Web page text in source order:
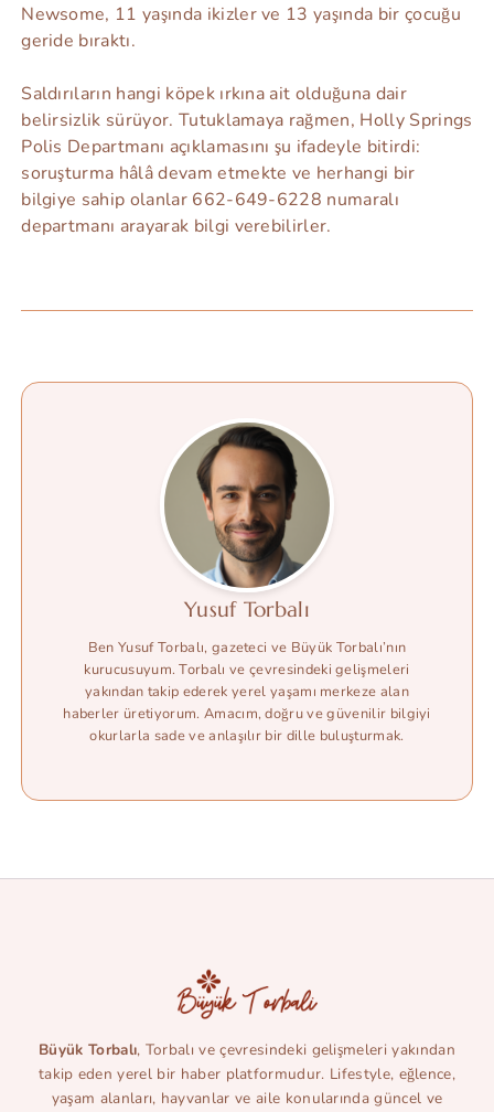
Newsome, 11 yaşında ikizler ve 13 yaşında bir çocuğu
geride bıraktı.
Saldırıların hangi köpek ırkına ait olduğuna dair
belirsizlik sürüyor. Tutuklamaya rağmen, Holly Springs
Polis Departmanı açıklamasını şu ifadeyle bitirdi:
soruşturma hâlâ devam etmekte ve herhangi bir
bilgiye sahip olanlar 662-649-6228 numaralı
departmanı arayarak bilgi verebilirler.
Yusuf Torbalı
Ben Yusuf Torbalı, gazeteci ve Büyük Torbalı’nın
kurucusuyum. Torbalı ve çevresindeki gelişmeleri
yakından takip ederek yerel yaşamı merkeze alan
haberler üretiyorum. Amacım, doğru ve güvenilir bilgiyi
okurlarla sade ve anlaşılır bir dille buluşturmak.
Büyük Torbalı, Torbalı ve çevresindeki gelişmeleri yakından
takip eden yerel bir haber platformudur. Lifestyle, eğlence,
yaşam alanları, hayvanlar ve aile konularında güncel ve